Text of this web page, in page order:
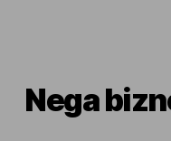
Nega